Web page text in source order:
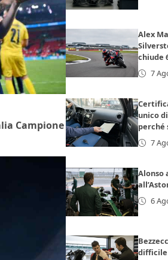
Campione
Alex
chiude
7
unico
perché
7
Alonso
6
difficile